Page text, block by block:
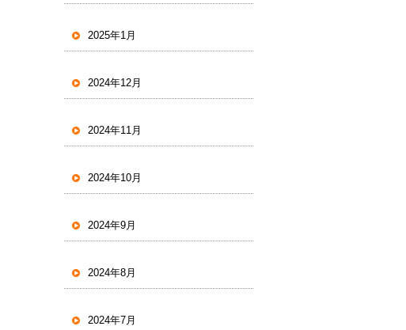
2025年1月
2024年12月
2024年11月
2024年10月
2024年9月
2024年8月
2024年7月